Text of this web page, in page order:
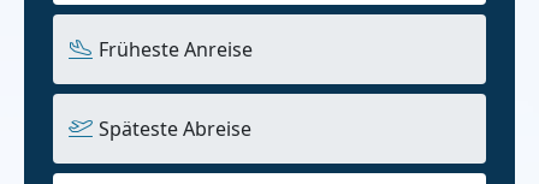
Früheste Anreise
Späteste Abreise